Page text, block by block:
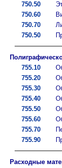
750.50
750.60
750.70
750.50
755.10
755.20
755.30
755.40
755.50
755.60
755.70
755.90
Расходные